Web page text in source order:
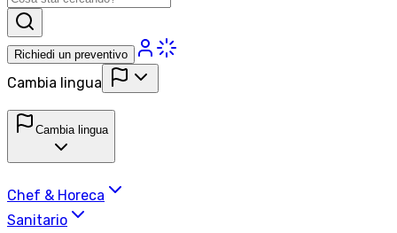
Richiedi un preventivo
Cambia lingua
Cambia lingua
Chef & Horeca
Sanitario